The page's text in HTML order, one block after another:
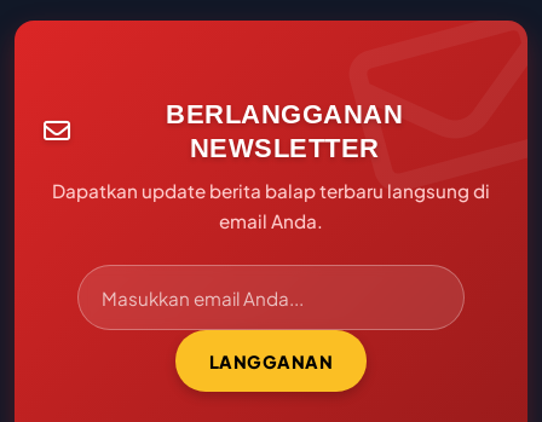
BERLANGGANAN
NEWSLETTER
Dapatkan update berita balap terbaru langsung di
email Anda.
LANGGANAN